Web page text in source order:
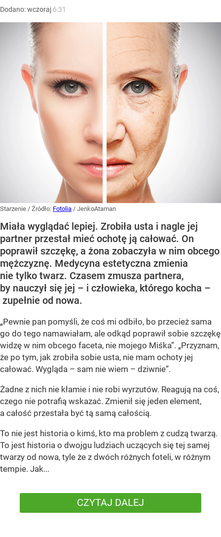
Dodano:wczoraj 6:31
Starzenie / Źródło: Fotolia / JenkoAtaman
Miała wyglądać lepiej. Zrobiła usta i nagle jej
partner przestał mieć ochotę ją całować. On
poprawił szczękę, a żona zobaczyła w nim obcego
mężczyznę. Medycyna estetyczna zmienia
nie tylko twarz. Czasem zmusza partnera,
by nauczył się jej – i człowieka, którego kocha –
zupełnie od nowa.
„Pewnie pan pomyśli, że coś mi odbiło, bo przecież sama
go do tego namawiałam, ale odkąd poprawił sobie szczękę
widzę w nim obcego faceta, nie mojego Miśka”. „Przyznam,
że po tym, jak zrobiła sobie usta, nie mam ochoty jej
całować. Wygląda – sam nie wiem – dziwnie”.
Żadne z nich nie kłamie i nie robi wyrzutów. Reagują na coś,
czego nie potrafią wskazać. Zmienił się jeden element,
a całość przestała być tą samą całością.
To nie jest historia o kimś, kto ma problem z cudzą twarzą.
To jest historia o dwojgu ludziach uczących się tej samej
twarzy od nowa, tyle że z dwóch różnych foteli, w różnym
tempie. Jak...
CZYTAJ DALEJ